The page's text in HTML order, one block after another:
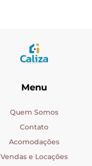
Menu
Quem Somos
Contato
Acomodações
Vendas e Locações